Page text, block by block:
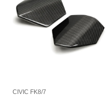
CIVIC FK8/7